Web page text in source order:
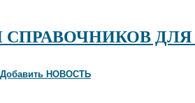
СПРАВОЧНИКОВ
Добавить НОВОСТЬ